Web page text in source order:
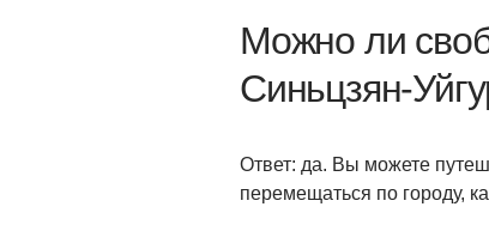
Можно ли
Синьцзян-
Ответ: да. Вы можете
перемещаться по городу,